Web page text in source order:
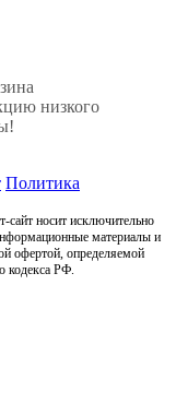
низкого
Политика
носит исключительно
материалы и
офертой, определяемой
кодекса РФ.